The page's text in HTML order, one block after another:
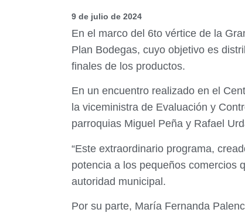
9 de julio de 2024
En el marco del 6to vértice de la
Plan Bodegas, cuyo objetivo es
finales de los productos.
En un encuentro realizado en el
la viceministra de Evaluación y
parroquias Miguel Peña y Rafael
“Este extraordinario programa,
potencia a los pequeños comercios
autoridad municipal.
Por su parte, María Fernanda